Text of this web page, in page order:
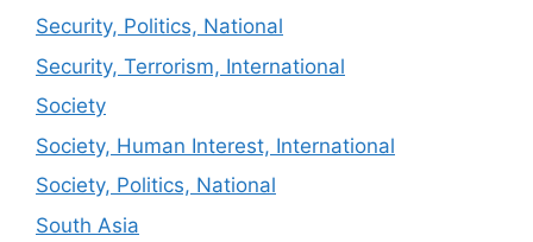
Security, Politics, National
Security, Terrorism, International
Society
Society, Human Interest, International
Society, Politics, National
South Asia